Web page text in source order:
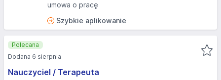
umowa o pracę
Szybkie aplikowanie
Nauczyciel / Terapeuta
Polecana
Dodana 6 sierpnia